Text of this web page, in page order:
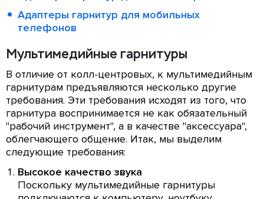
Адаптеры гарнитур для мобильных
телефонов
Мультимедийные гарнитуры
В отличие от колл-центровых, к мультимедийным
гарнитурам предъявляются несколько другие
требования. Эти требования исходят из того, что
гарнитура воспринимается не как обязательный
"рабочий инструмент", а в качестве "аксессуара",
облегчающего общение. Итак, мы выделим
следующие требования:
Высокое качество звука
Поскольку мультимедийные гарнитуры